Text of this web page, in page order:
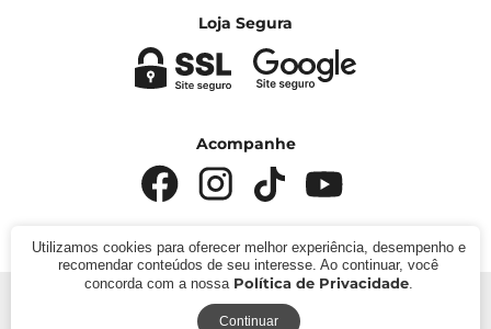
Loja Segura
Acompanhe
direitos reservados.
Utilizamos cookies para oferecer melhor experiência, desempenho e
recomendar conteúdos de seu interesse. Ao continuar, você
concorda com a nossa Política de Privacidade.
Continuar